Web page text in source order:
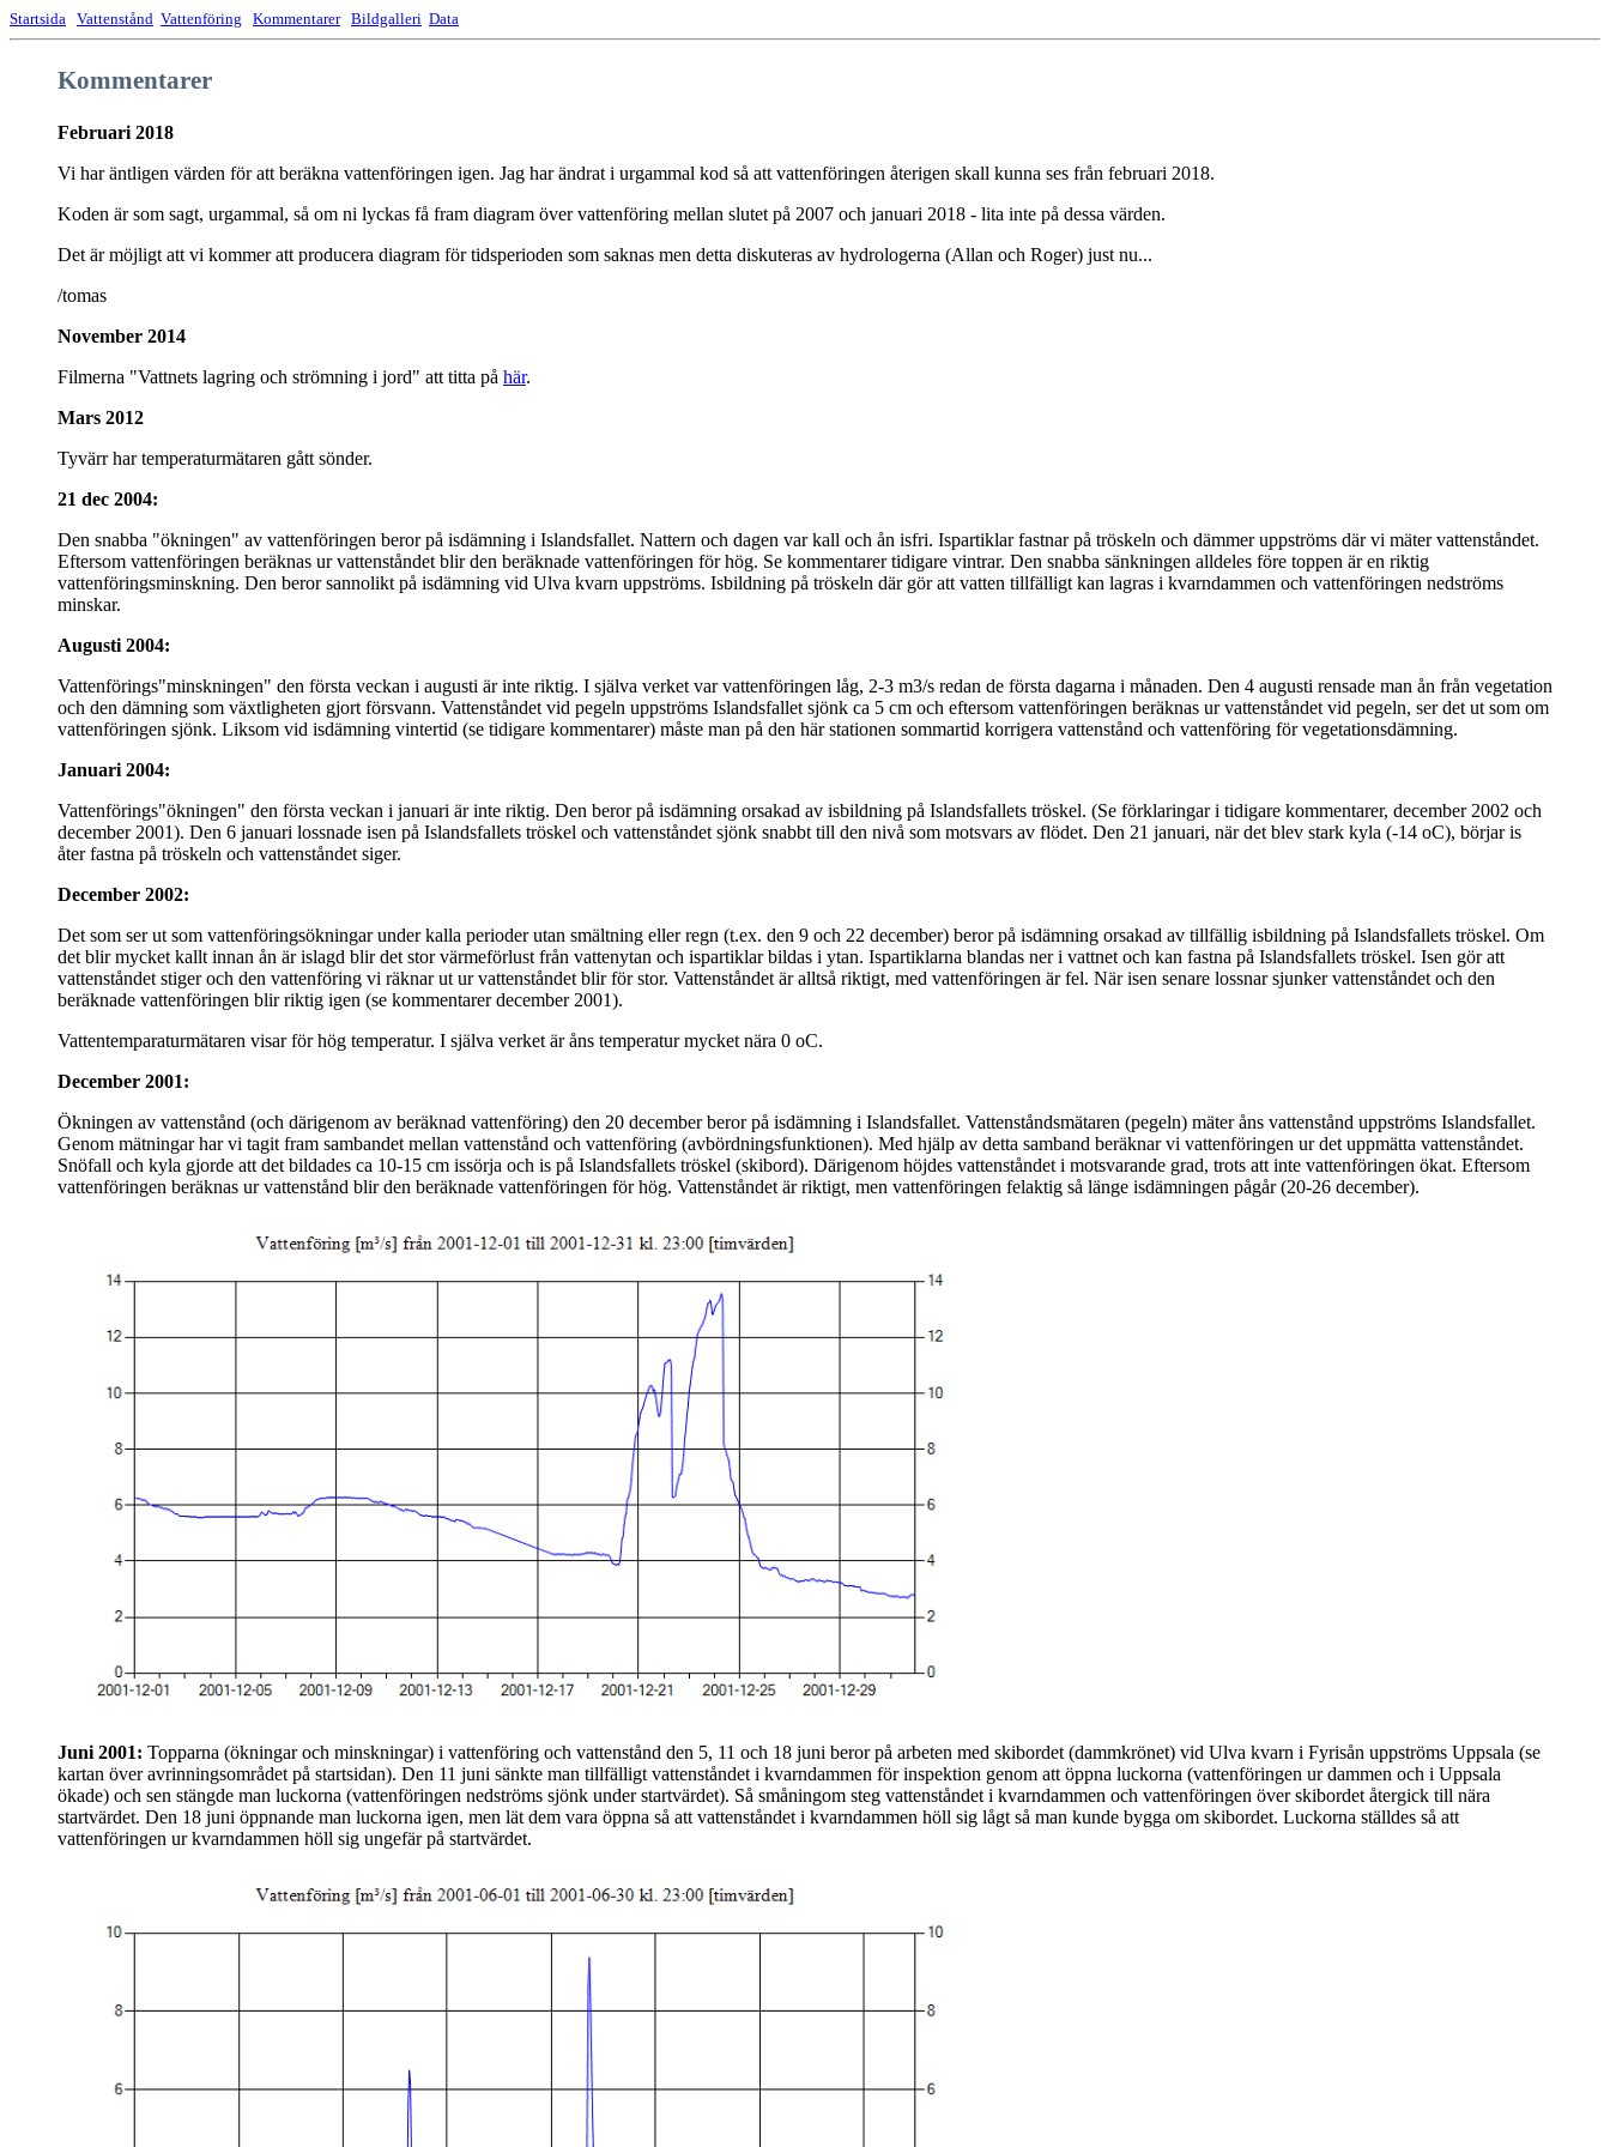
Startsida Vattenstånd Vattenföring Kommentarer Bildgalleri Data
Kommentarer
Februari 2018
Vi har äntligen värden för att beräkna vattenföringen igen. Jag har ändrat i urgammal kod så att vattenföringen återigen skall kunna ses från februari 2018.
Koden är som sagt, urgammal, så om ni lyckas få fram diagram över vattenföring mellan slutet på 2007 och januari 2018 - lita inte på dessa värden.
Det är möjligt att vi kommer att producera diagram för tidsperioden som saknas men detta diskuteras av hydrologerna (Allan och Roger) just nu...
/tomas
November 2014
Filmerna "Vattnets lagring och strömning i jord" att titta på här.
Mars 2012
Tyvärr har temperaturmätaren gått sönder.
21 dec 2004:
Den snabba "ökningen" av vattenföringen beror på isdämning i Islandsfallet. Nattern och dagen var kall och ån isfri. Ispartiklar fastnar på tröskeln och dämmer uppströms där vi mäter vattenståndet.
Eftersom vattenföringen beräknas ur vattenståndet blir den beräknade vattenföringen för hög. Se kommentarer tidigare vintrar. Den snabba sänkningen alldeles före toppen är en riktig
vattenföringsminskning. Den beror sannolikt på isdämning vid Ulva kvarn uppströms. Isbildning på tröskeln där gör att vatten tillfälligt kan lagras i kvarndammen och vattenföringen nedströms
minskar.
Augusti 2004:
Vattenförings"minskningen" den första veckan i augusti är inte riktig. I själva verket var vattenföringen låg, 2-3 m3/s redan de första dagarna i månaden. Den 4 augusti rensade man ån från vegetation
och den dämning som växtligheten gjort försvann. Vattenståndet vid pegeln uppströms Islandsfallet sjönk ca 5 cm och eftersom vattenföringen beräknas ur vattenståndet vid pegeln, ser det ut som om
vattenföringen sjönk. Liksom vid isdämning vintertid (se tidigare kommentarer) måste man på den här stationen sommartid korrigera vattenstånd och vattenföring för vegetationsdämning.
Januari 2004:
Vattenförings"ökningen" den första veckan i januari är inte riktig. Den beror på isdämning orsakad av isbildning på Islandsfallets tröskel. (Se förklaringar i tidigare kommentarer, december 2002 och
december 2001). Den 6 januari lossnade isen på Islandsfallets tröskel och vattenståndet sjönk snabbt till den nivå som motsvars av flödet. Den 21 januari, när det blev stark kyla (-14 oC), börjar is
åter fastna på tröskeln och vattenståndet siger.
December 2002:
Det som ser ut som vattenföringsökningar under kalla perioder utan smältning eller regn (t.ex. den 9 och 22 december) beror på isdämning orsakad av tillfällig isbildning på Islandsfallets tröskel. Om
det blir mycket kallt innan ån är islagd blir det stor värmeförlust från vattenytan och ispartiklar bildas i ytan. Ispartiklarna blandas ner i vattnet och kan fastna på Islandsfallets tröskel. Isen gör att
vattenståndet stiger och den vattenföring vi räknar ut ur vattenståndet blir för stor. Vattenståndet är alltså riktigt, med vattenföringen är fel. När isen senare lossnar sjunker vattenståndet och den
beräknade vattenföringen blir riktig igen (se kommentarer december 2001).
Vattentemparaturmätaren visar för hög temperatur. I själva verket är åns temperatur mycket nära 0 oC.
December 2001:
Ökningen av vattenstånd (och därigenom av beräknad vattenföring) den 20 december beror på isdämning i Islandsfallet. Vattenståndsmätaren (pegeln) mäter åns vattenstånd uppströms Islandsfallet.
Genom mätningar har vi tagit fram sambandet mellan vattenstånd och vattenföring (avbördningsfunktionen). Med hjälp av detta samband beräknar vi vattenföringen ur det uppmätta vattenståndet.
Snöfall och kyla gjorde att det bildades ca 10-15 cm issörja och is på Islandsfallets tröskel (skibord). Därigenom höjdes vattenståndet i motsvarande grad, trots att inte vattenföringen ökat. Eftersom
vattenföringen beräknas ur vattenstånd blir den beräknade vattenföringen för hög. Vattenståndet är riktigt, men vattenföringen felaktig så länge isdämningen pågår (20-26 december).
Juni 2001: Topparna (ökningar och minskningar) i vattenföring och vattenstånd den 5, 11 och 18 juni beror på arbeten med skibordet (dammkrönet) vid Ulva kvarn i Fyrisån uppströms Uppsala (se
kartan över avrinningsområdet på startsidan). Den 11 juni sänkte man tillfälligt vattenståndet i kvarndammen för inspektion genom att öppna luckorna (vattenföringen ur dammen och i Uppsala
ökade) och sen stängde man luckorna (vattenföringen nedströms sjönk under startvärdet). Så småningom steg vattenståndet i kvarndammen och vattenföringen över skibordet återgick till nära
startvärdet. Den 18 juni öppnande man luckorna igen, men lät dem vara öppna så att vattenståndet i kvarndammen höll sig lågt så man kunde bygga om skibordet. Luckorna ställdes så att
vattenföringen ur kvarndammen höll sig ungefär på startvärdet.